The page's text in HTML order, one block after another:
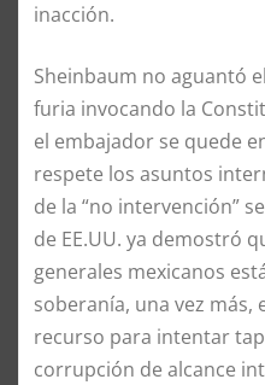
inacción.
Sheinbaum no aguantó
furia invocando la
el embajador se quede
respete los asuntos
de la “no intervención”
de EE.UU. ya demostró
generales mexicanos
soberanía, una vez
recurso para intentar
corrupción de alcance